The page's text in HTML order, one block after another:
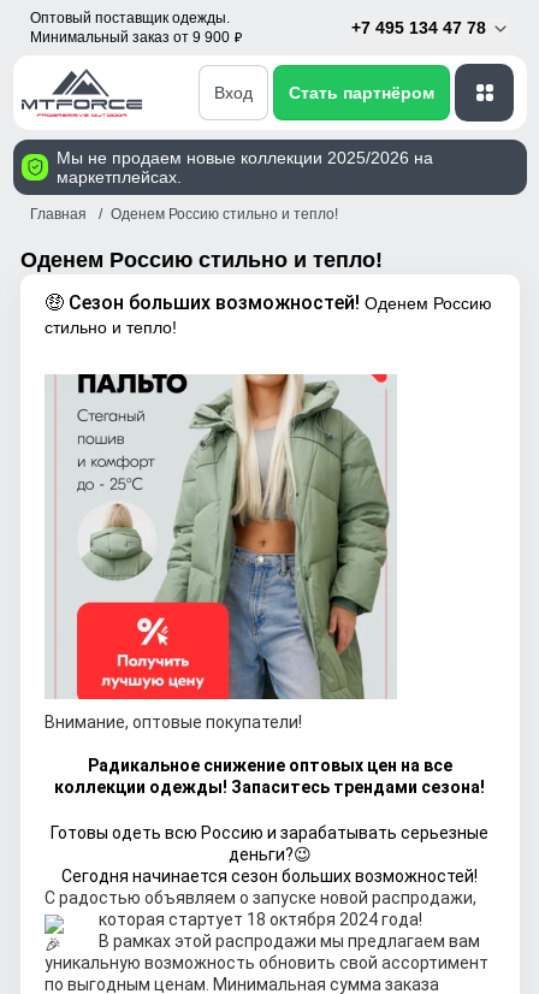
Оптовый поставщик одежды.
Минимальный заказ от 9 900 p
+7 495 134 47 78
Вход Стать партнёром
Мы не продаем новые коллекции 2025/2026 на
маркетплейсах.
Главная Оденем Россию стильно и тепло!
Оденем Россию стильно и тепло!
🤑 Сезон больших возможностей! Оденем Россию
стильно и тепло!
Внимание, оптовые покупатели!
Радикальное снижение оптовых цен на все
коллекции одежды! Запаситесь трендами сезона!
Готовы одеть всю Россию и зарабатывать серьезные
деньги?😉
Сегодня начинается сезон больших возможностей!
С радостью объявляем о запуске новой распродажи,
которая стартует 18 октября 2024 года!
В рамках этой распродажи мы предлагаем вам
уникальную возможность обновить свой ассортимент
по выгодным ценам. Минимальная сумма заказа